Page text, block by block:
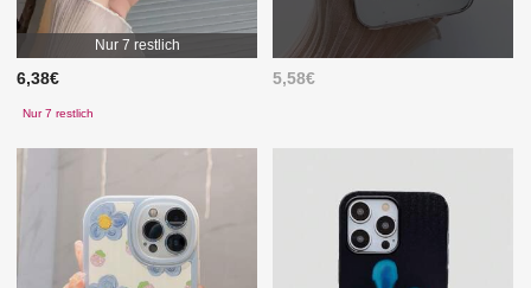
Nur 7 restlich
6,38€
Nur 7 restlich
5,58€